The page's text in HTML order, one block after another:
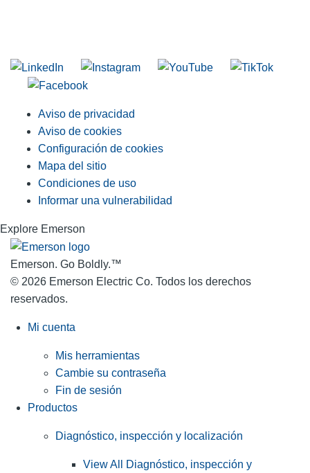
Aviso de privacidad
Aviso de cookies
Configuración de cookies
Mapa del sitio
Condiciones de uso
Informar una vulnerabilidad
Explore Emerson
Emerson. Go Boldly.™
© 2026 Emerson Electric Co. Todos los derechos
reservados.
Mi cuenta
Mis herramientas
Cambie su contraseña
Fin de sesión
Productos
Diagnóstico, inspección y localización
View All Diagnóstico, inspección y